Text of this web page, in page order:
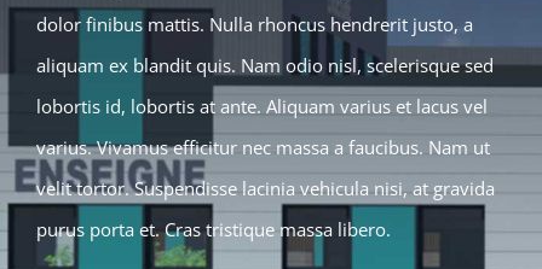
dolor finibus mattis. Nulla rhoncus hendrerit justo, a
aliquam ex blandit quis. Nam odio nisl, scelerisque sed
lobortis id, lobortis at ante. Aliquam varius et lacus vel
varius. Vivamus efficitur nec massa a faucibus. Nam ut
velit tortor. Suspendisse lacinia vehicula nisi, at gravida
purus porta et. Cras tristique massa libero.